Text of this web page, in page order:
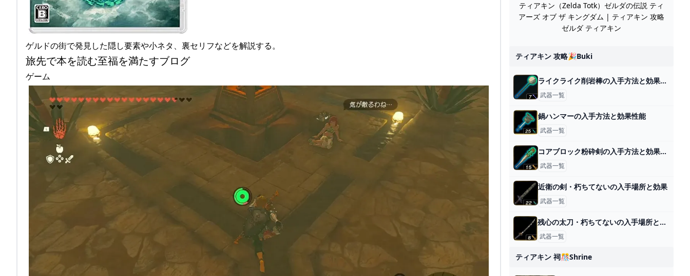
ゲルドの街で発見した隠し要素や小ネタ、裏セリフなどを解説する。
旅先で本を読む至福を満たすブログ
ゲーム
ティアキン（Zelda Totk）ゼルダの伝説 ティ
アーズ オブ ザ キングダム | ティアキン 攻略
ゼルダ ティアキン
ティアキン 攻略🎉buki
ライクライク削岩棒の入手方法と効果性能
武器一覧
鍋ハンマーの入手方法と効果性能
武器一覧
コアブロック粉砕剣の入手方法と効果性能
武器一覧
近衛の剣・朽ちてないの入手場所と効果
武器一覧
残心の太刀・朽ちてないの入手場所と効果
武器一覧
ティアキン 祠🎊shrine